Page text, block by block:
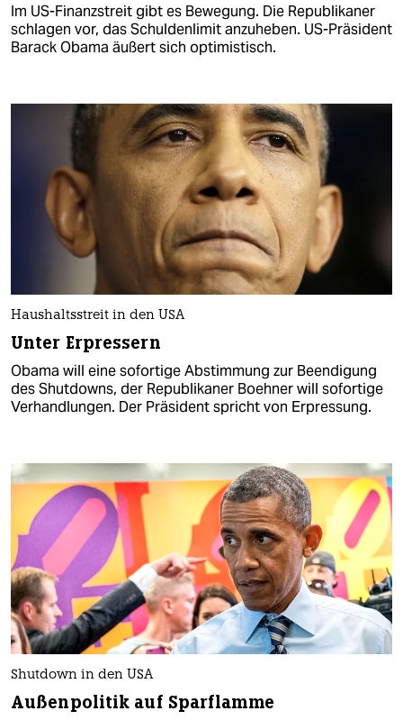
Im US-Finanzstreit gibt es Bewegung. Die Republikaner
schlagen vor, das Schuldenlimit anzuheben. US-Präsident
Barack Obama äußert sich optimistisch.
Haushaltsstreit in den USA
Unter Erpressern
Obama will eine sofortige Abstimmung zur Beendigung
des Shutdowns, der Republikaner Boehner will sofortige
Verhandlungen. Der Präsident spricht von Erpressung.
Shutdown in den USA
Außenpolitik auf Sparflamme